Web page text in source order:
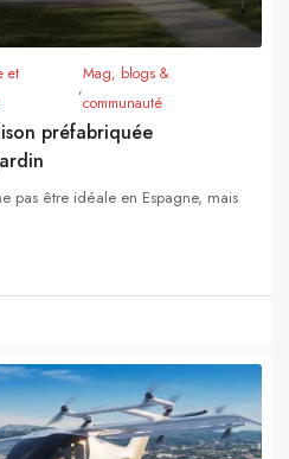
et
,
Mag, blogs &
communauté
préfabriquée
pas être idéale en Espagne, mais